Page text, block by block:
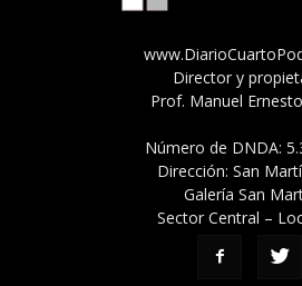
Director y
Prof. Manuel
Número de DNDA:
Dirección: San
Galería San
Sector Central –